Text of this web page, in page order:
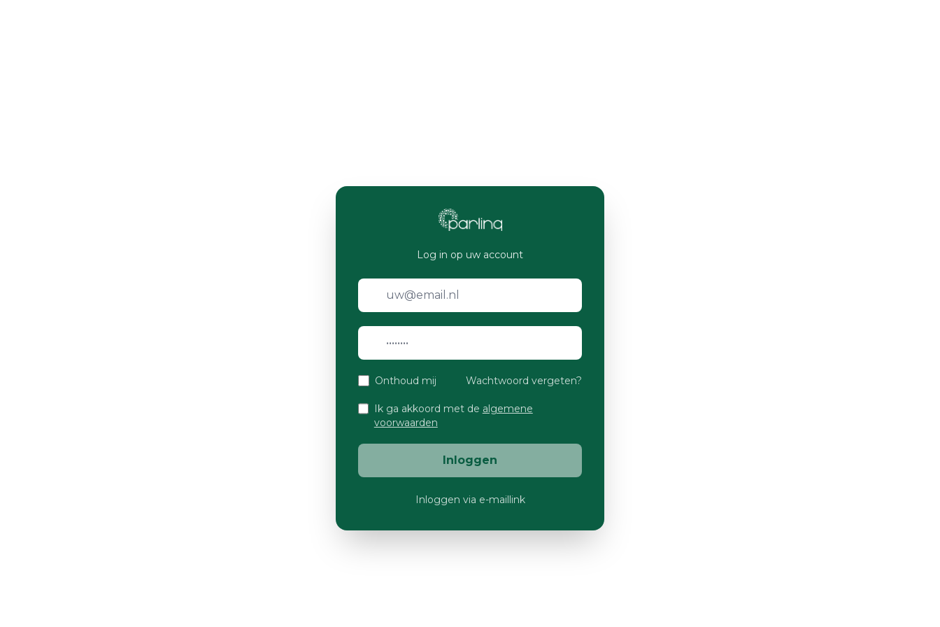
Log in op uw account
Onthoud mij Wachtwoord vergeten?
Ik ga akkoord met de algemene
voorwaarden
Inloggen
Inloggen via e-maillink